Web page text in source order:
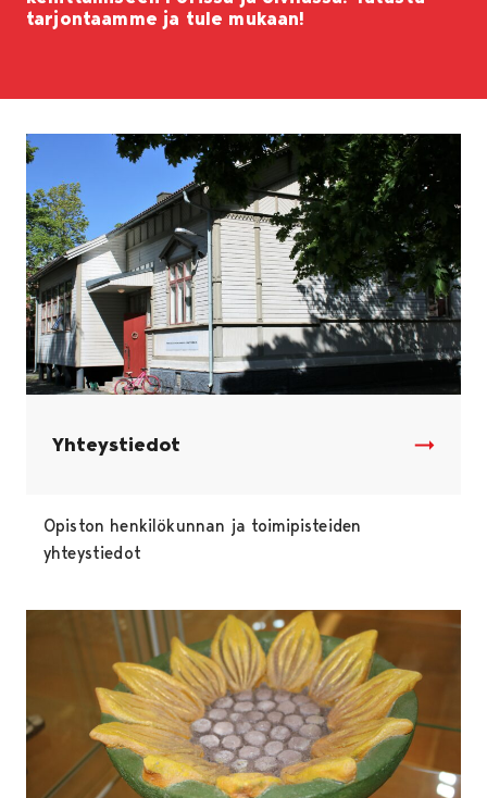
tarjontaamme ja tule mukaan!
Yhteystiedot
Opiston henkilökunnan ja toimipisteiden
yhteystiedot